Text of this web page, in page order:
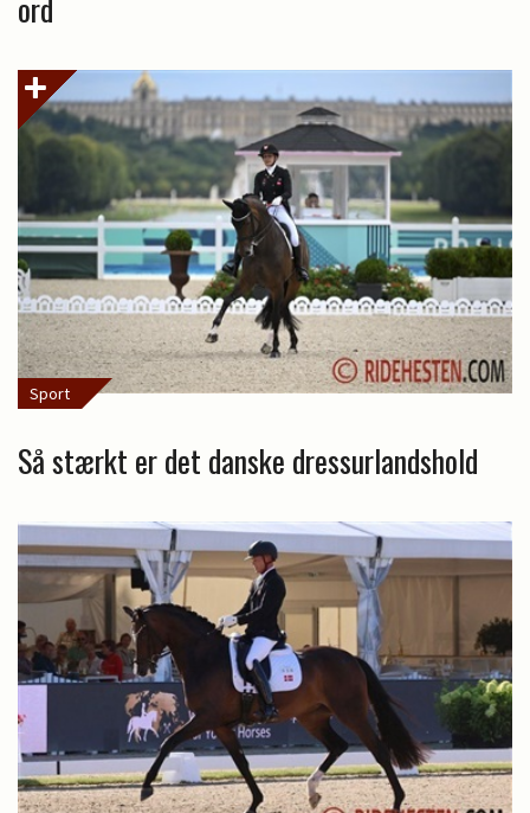
Sport
Så stærkt er det danske dressurlandshold